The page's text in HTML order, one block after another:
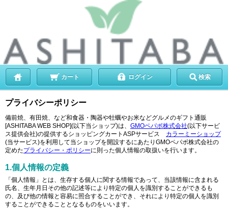
カート ログイン 検索
プライバシーポリシー
備前焼、有田焼、など和食器・陶器や牡蠣やお米などグルメのギフト通販
[ASHITABA WEB SHOP](以下当ショップ)は、 GMOペパボ株式会社(以下サービ
ス提供会社)の提供するショッピングカートASPサービス カラーミーショップ
(当サービス)を利用して当ショップを開設するにあたりGMOペパボ株式会社の
定めたプライバシー・ポリシーに則った個人情報の取扱いを行います。
1.個人情報の定義
「個人情報」とは、生存する個人に関する情報であって、当該情報に含まれる
氏名、生年月日その他の記述等により特定の個人を識別することができるも
の、及び他の情報と容易に照合することができ、それにより特定の個人を識別
することができることとなるものをいいます。